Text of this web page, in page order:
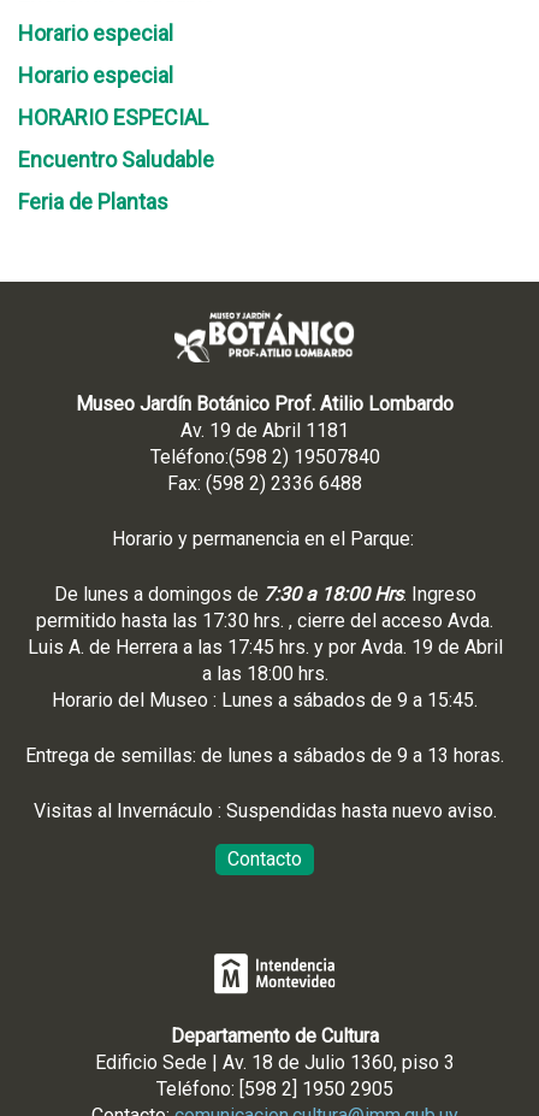
Horario especial
Horario especial
HORARIO ESPECIAL
Encuentro Saludable
Feria de Plantas
Museo Jardín Botánico Prof. Atilio Lombardo
Av. 19 de Abril 1181
Teléfono:(598 2) 19507840
Fax: (598 2) 2336 6488
Horario y permanencia en el Parque:
De lunes a domingos de 7:30 a 18:00 Hrs. Ingreso
permitido hasta las 17:30 hrs. , cierre del acceso Avda.
Luis A. de Herrera a las 17:45 hrs. y por Avda. 19 de Abril
a las 18:00 hrs.
Horario del Museo : Lunes a sábados de 9 a 15:45.
Entrega de semillas: de lunes a sábados de 9 a 13 horas.
Visitas al Invernáculo : Suspendidas hasta nuevo aviso.
Contacto
Departamento de Cultura
Edificio Sede | Av. 18 de Julio 1360, piso 3
Teléfono: [598 2] 1950 2905